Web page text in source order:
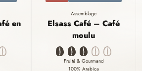
en
Assemblage
Elsass Café – Café
moulu
Fruité & Gourmand
100% Arabica